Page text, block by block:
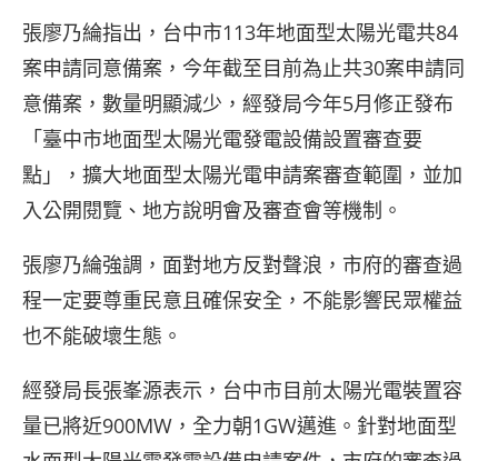
張廖乃綸指出，台中市113年地面型太陽光電共84
案申請同意備案，今年截至目前為止共30案申請同
意備案，數量明顯減少，經發局今年5月修正發布
「臺中市地面型太陽光電發電設備設置審查要
點」，擴大地面型太陽光電申請案審查範圍，並加
入公開閱覽、地方說明會及審查會等機制。
張廖乃綸強調，面對地方反對聲浪，市府的審查過
程一定要尊重民意且確保安全，不能影響民眾權益
也不能破壞生態。
經發局長張峯源表示，台中市目前太陽光電裝置容
量已將近900MW，全力朝1GW邁進。針對地面型